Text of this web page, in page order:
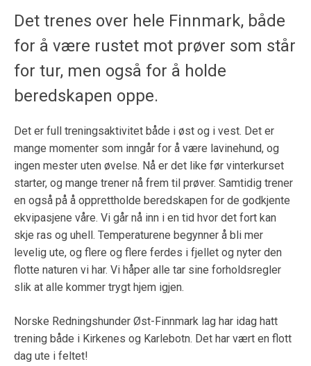
Det trenes over hele Finnmark, både
for å være rustet mot prøver som står
for tur, men også for å holde
beredskapen oppe.
Det er full treningsaktivitet både i øst og i vest. Det er
mange momenter som inngår for å være lavinehund, og
ingen mester uten øvelse. Nå er det like før vinterkurset
starter, og mange trener nå frem til prøver. Samtidig trener
en også på å opprettholde beredskapen for de godkjente
ekvipasjene våre. Vi går nå inn i en tid hvor det fort kan
skje ras og uhell. Temperaturene begynner å bli mer
levelig ute, og flere og flere ferdes i fjellet og nyter den
flotte naturen vi har. Vi håper alle tar sine forholdsregler
slik at alle kommer trygt hjem igjen.
Norske Redningshunder Øst-Finnmark lag har idag hatt
trening både i Kirkenes og Karlebotn. Det har vært en flott
dag ute i feltet!